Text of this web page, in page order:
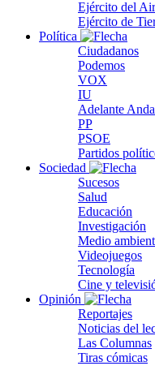
Ejército del
Ejército de
Política
Ciudadanos
Podemos
VOX
IU
Adelante
PP
PSOE
Partidos
Sociedad
Sucesos
Salud
Educación
Investigación
Medio
Videojuegos
Tecnología
Cine y
Opinión
Reportajes
Noticias del
Las Columnas
Tiras cómicas